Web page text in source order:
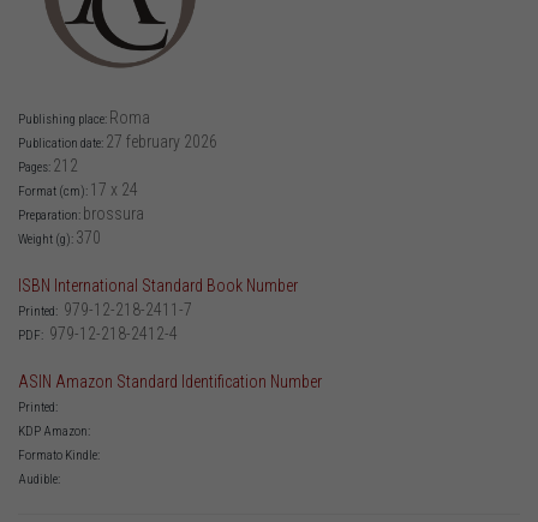
Publishing place: Roma
Publication date: 27 february 2026
Pages: 212
Format (cm): 17 x 24
Preparation: brossura
Weight (g): 370
ISBN International Standard Book Number
Printed: 979-12-218-2411-7
PDF: 979-12-218-2412-4
ASIN Amazon Standard Identification Number
Printed:
KDP Amazon:
Formato Kindle:
Audible: